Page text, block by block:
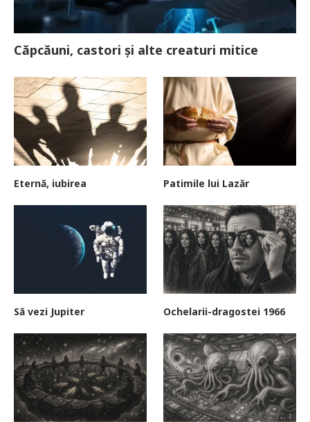
Căpcăuni, castori și alte creaturi mitice
Eternă, iubirea Patimile lui Lazăr
Să vezi Jupiter Ochelarii-dragostei 1966